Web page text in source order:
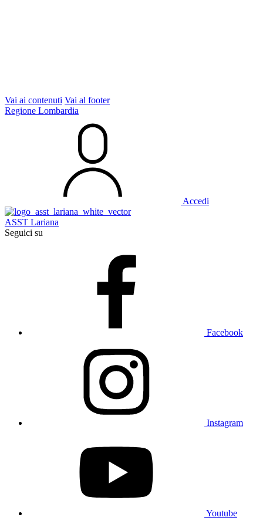
Vai ai contenuti Vai al footer
Regione Lombardia
Accedi
ASST Lariana
Seguici su
Facebook
Instagram
Youtube